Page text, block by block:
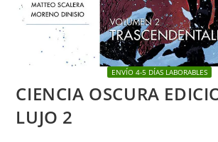
ENVÍO 4-5 DÍAS LABORABLES
CIENCIA OSCURA
LUJO 2